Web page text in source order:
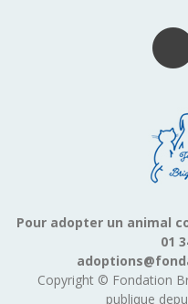
Pour adopter un animal
01
Copyright © Fondation
publique